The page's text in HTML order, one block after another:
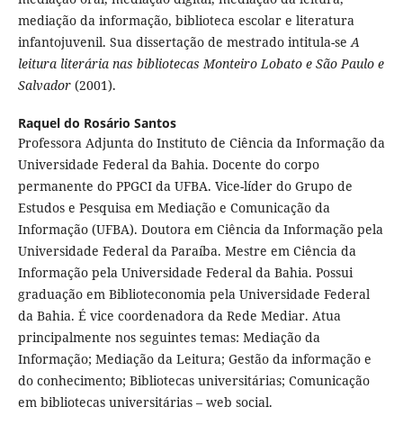
mediação da informação, biblioteca escolar e literatura
infantojuvenil. Sua dissertação de mestrado intitula-seA
leitura literária nas bibliotecas Monteiro Lobato e São Paulo e
Salvador(2001).
Raquel do Rosário Santos
Professora Adjunta do Instituto de Ciência da Informação da
Universidade Federal da Bahia. Docente do corpo
permanente do PPGCI da UFBA. Vice-líder do Grupo de
Estudos e Pesquisa em Mediação e Comunicação da
Informação (UFBA). Doutora em Ciência da Informação pela
Universidade Federal da Paraíba. Mestre em Ciência da
Informação pela Universidade Federal da Bahia. Possui
graduação em Biblioteconomia pela Universidade Federal
da Bahia. É vice coordenadora da Rede Mediar. Atua
principalmente nos seguintes temas: Mediação da
Informação; Mediação da Leitura; Gestão da informação e
do conhecimento; Bibliotecas universitárias; Comunicação
em bibliotecas universitárias – web social.